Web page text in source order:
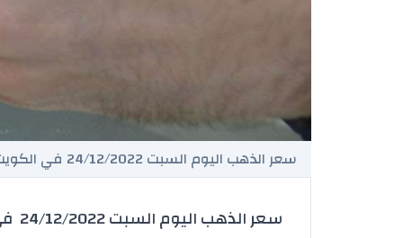
سعر الذهب اليوم السبت 24/12/2022 في الكويت - الدينار كويتي
سعر الذهب اليوم السبت 24/12/2022 في الكويت - الدينار كويتي